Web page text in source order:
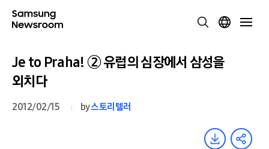
Je to Praha! ② 유럽의 심장에서 삼성을
외치다
2012/02/15 by스토리텔러